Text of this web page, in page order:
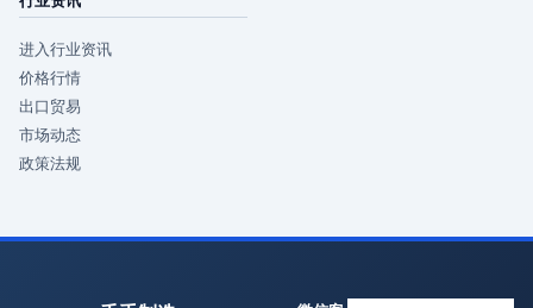
进入行业资讯
价格行情
出口贸易
市场动态
政策法规